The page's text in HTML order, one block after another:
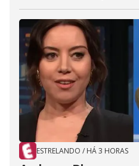
ESTRELANDO / HÁ 3 HORAS